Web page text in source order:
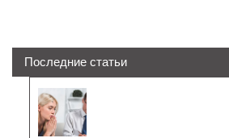
Последние статьи